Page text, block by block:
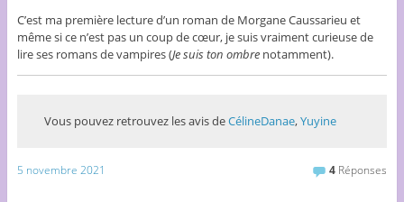
C’est ma première lecture d’un roman de Morgane Caussarieu et
même si ce n’est pas un coup de cœur, je suis vraiment curieuse de
lire ses romans de vampires (Je suis ton ombrenotamment).
Vous pouvez retrouvez les avis deCélineDanae,Yuyine
5 novembre 2021 4 Réponses